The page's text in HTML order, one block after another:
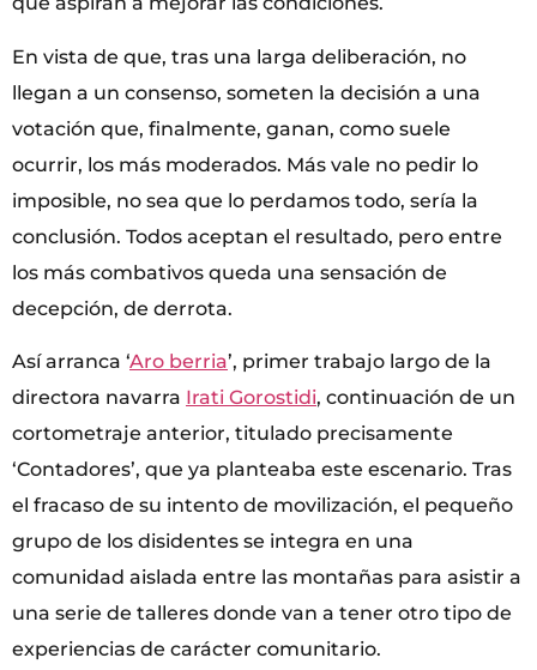
En vista de que, tras una larga deliberación, no
llegan a un consenso, someten la decisión a una
votación que, finalmente, ganan, como suele
ocurrir, los más moderados. Más vale no pedir lo
imposible, no sea que lo perdamos todo, sería la
conclusión. Todos aceptan el resultado, pero entre
los más combativos queda una sensación de
decepción, de derrota.
Así arranca ‘Aro berria’, primer trabajo largo de la
directora navarra Irati Gorostidi, continuación de un
cortometraje anterior, titulado precisamente
‘Contadores’, que ya planteaba este escenario. Tras
el fracaso de su intento de movilización, el pequeño
grupo de los disidentes se integra en una
comunidad aislada entre las montañas para asistir a
una serie de talleres donde van a tener otro tipo de
experiencias de carácter comunitario.